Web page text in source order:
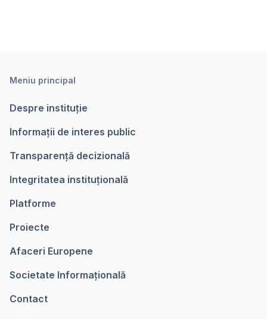
Meniu principal
Despre instituție
Informații de interes public
Transparență decizională
Integritatea instituțională
Platforme
Proiecte
Afaceri Europene
Societate Informațională
Contact